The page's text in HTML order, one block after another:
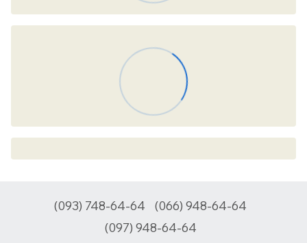
(093) 748-64-64
(066) 948-64-64
(097) 948-64-64